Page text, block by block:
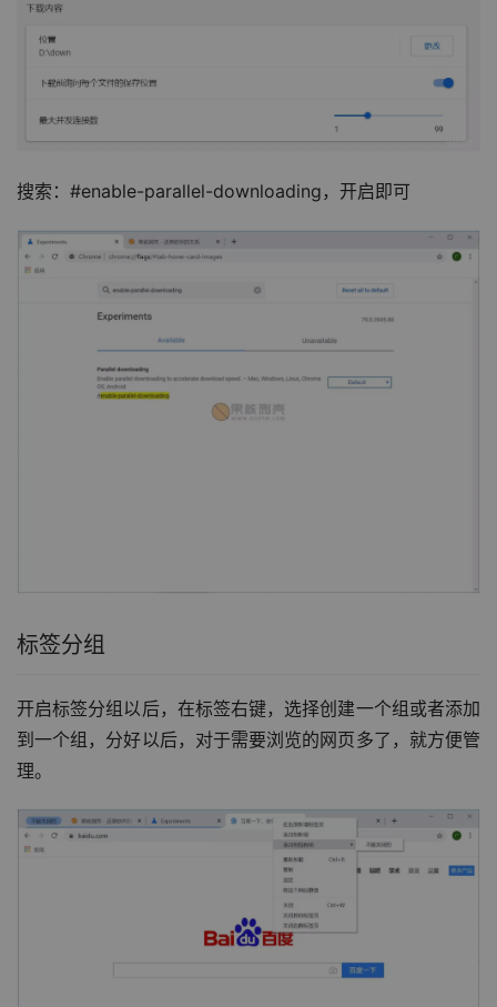
搜索：#enable-parallel-downloading，开启即可
标签分组
开启标签分组以后，在标签右键，选择创建一个组或者添加
到一个组，分好以后，对于需要浏览的网页多了，就方便管
理。